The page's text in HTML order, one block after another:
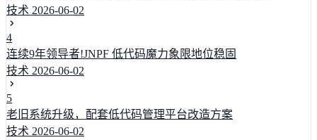
技术 2026-06-02
4
连续9年领导者!JNPF 低代码魔力象限地位稳固
技术 2026-06-02
5
老旧系统升级，配套低代码管理平台改造方案
技术 2026-06-02